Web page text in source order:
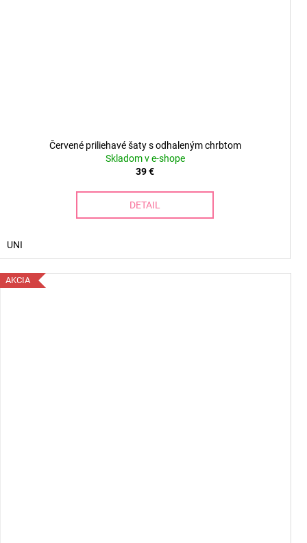
Červené priliehavé šaty s odhaleným chrbtom
Skladom v e-shope
39 €
DETAIL
UNI
AKCIA